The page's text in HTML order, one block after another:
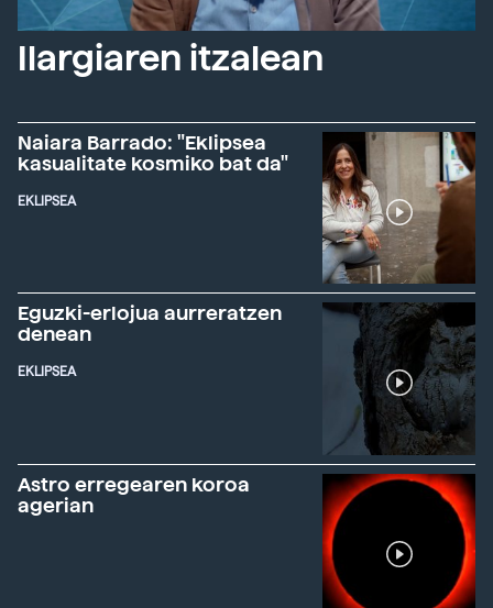
Ilargiaren itzalean
Naiara Barrado: "Eklipsea
kasualitate kosmiko bat da"
EKLIPSEA
Eguzki-erlojua aurreratzen
denean
EKLIPSEA
Astro erregearen koroa
agerian